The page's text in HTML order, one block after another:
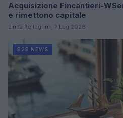
Acquisizione Fincantieri-
e rimettono capitale
Linda Pellegrini · 7 Lug 2026
B2B NEWS